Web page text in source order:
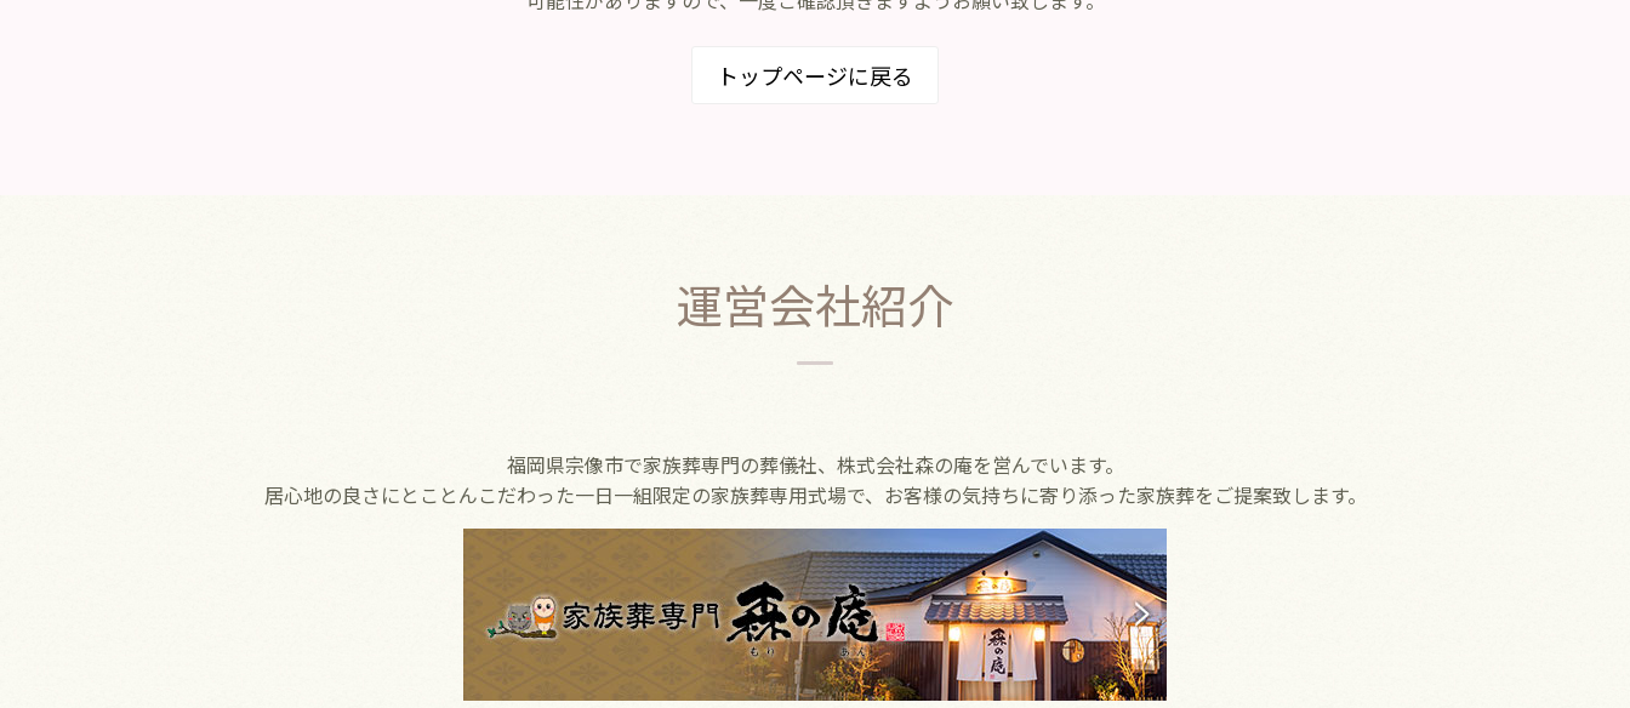
トップページに戻る
運営会社紹介
福岡県宗像市で家族葬専門の葬儀社、株式会社森の庵を営んでいます。
居心地の良さにとことんこだわった一日一組限定の家族葬専用式場で、お客様の気持ちに寄り添った家族葬をご提案致します。